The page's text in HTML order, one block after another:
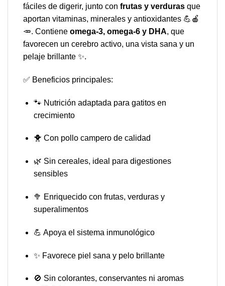
fáciles de digerir, junto con frutas y verduras que
aportan vitaminas, minerales y antioxidantes 💪🍎
🥕. Contiene omega-3, omega-6 y DHA, que
favorecen un cerebro activo, una vista sana y un
pelaje brillante ✨.
✅ Beneficios principales:
🐾 Nutrición adaptada para gatitos en
crecimiento
🐥 Con pollo campero de calidad
🌿 Sin cereales, ideal para digestiones
sensibles
🥦 Enriquecido con frutas, verduras y
superalimentos
💪 Apoya el sistema inmunológico
✨ Favorece piel sana y pelo brillante
🚫 Sin colorantes, conservantes ni aromas